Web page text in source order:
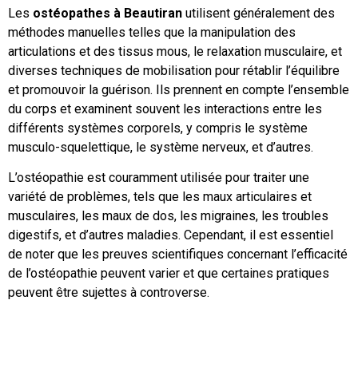
Les ostéopathes à Beautiran utilisent généralement des
méthodes manuelles telles que la manipulation des
articulations et des tissus mous, le relaxation musculaire, et
diverses techniques de mobilisation pour rétablir l’équilibre
et promouvoir la guérison. Ils prennent en compte l’ensemble
du corps et examinent souvent les interactions entre les
différents systèmes corporels, y compris le système
musculo-squelettique, le système nerveux, et d’autres.
L’ostéopathie est couramment utilisée pour traiter une
variété de problèmes, tels que les maux articulaires et
musculaires, les maux de dos, les migraines, les troubles
digestifs, et d’autres maladies. Cependant, il est essentiel
de noter que les preuves scientifiques concernant l’efficacité
de l’ostéopathie peuvent varier et que certaines pratiques
peuvent être sujettes à controverse.